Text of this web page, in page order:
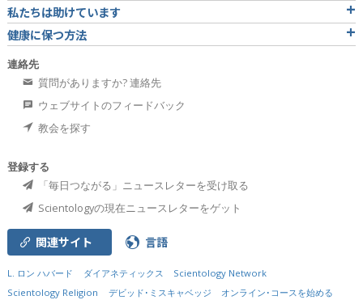
私たちは助けています
健康に保つ方法
連絡先
質問がありますか? 連絡先
ウェブサイトのフィードバック
教会を探す
登録する
「毎日つながる」ニュースレターを受け取る
Scientologyの現在ニュースレターをゲット
関連サイト 言語
L. ロン ハバード ダイアネティックス
Scientology Network
Scientology Religion
デビッド･ミスキャベッジ オンライン･コースを始める